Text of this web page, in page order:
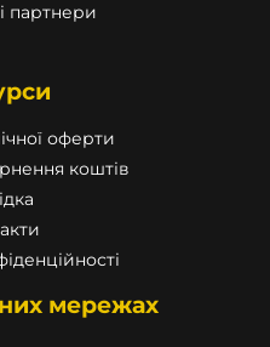
партнери
оферти
коштів
мережах